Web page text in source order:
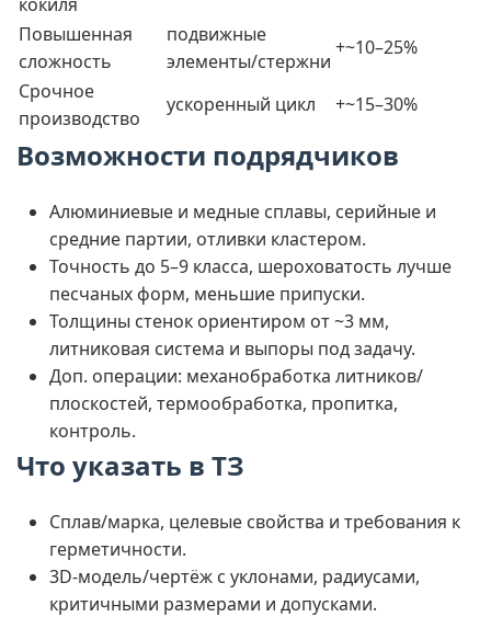
Повышенная
сложность
подвижные
элементы/стержни
+~10–25%
Срочное
производство
ускоренный цикл +~15–30%
Возможности подрядчиков
Алюминиевые и медные сплавы, серийные и
средние партии, отливки кластером.
Точность до 5–9 класса, шероховатость лучше
песчаных форм, меньшие припуски.
Толщины стенок ориентиром от ~3 мм,
литниковая система и выпоры под задачу.
Доп. операции: механобработка литников/
плоскостей, термообработка, пропитка,
контроль.
Что указать в ТЗ
Сплав/марка, целевые свойства и требования к
герметичности.
3D-модель/чертёж с уклонами, радиусами,
критичными размерами и допусками.